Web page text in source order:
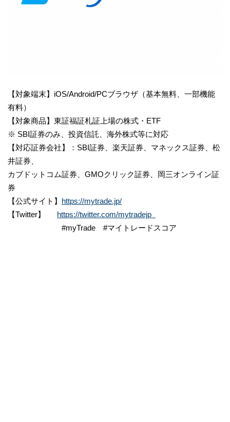
【対象端末】iOS/Android/PCブラウザ（基本無料、一部機能
有料）
【対象商品】東証福証札証上場の株式・ETF
※ SBI証券のみ、投資信託、海外株式等に対応
【対応証券会社】：SBI証券、楽天証券、マネックス証券、松
井証券、
カブドットコム証券、GMOクリック証券、岡三オンライン証
券
【公式サイト】 https://mytrade.jp/
【Twitter】 https://twitter.com/mytradejp
#myTrade #マイトレードスコア